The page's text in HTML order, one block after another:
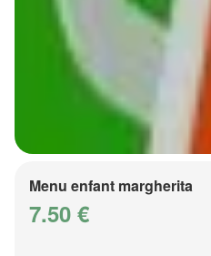
Menu enfant margherita
7.50 €